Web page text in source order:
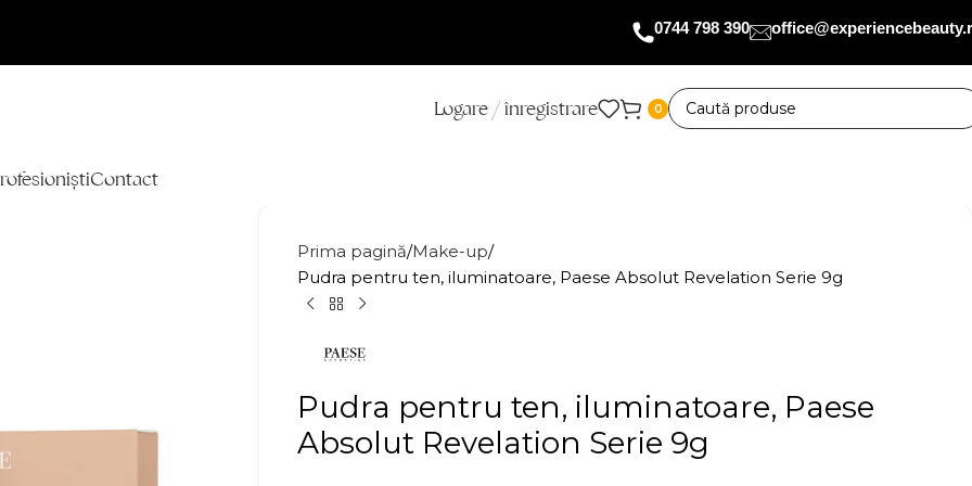
0744 798 390
Logare / înregistrare 0
Contact
Prima pagină Make-up
Pudra pentru ten, iluminatoare, Paese Absolut Revelation Serie 9g
Pudra pentru ten, iluminatoare, Paese
Absolut Revelation Serie 9g